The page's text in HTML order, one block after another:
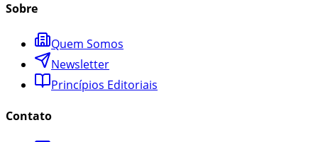
Sobre
Quem Somos
Newsletter
Princípios Editoriais
Contato